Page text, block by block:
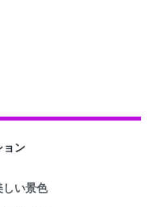
ョン
しい景色